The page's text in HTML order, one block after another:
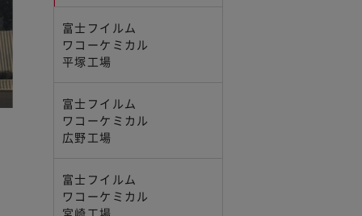
富士フイルム
ワコーケミカル
平塚工場
富士フイルム
ワコーケミカル
広野工場
富士フイルム
ワコーケミカル
宮崎工場